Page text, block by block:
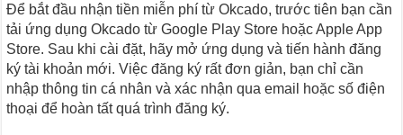
Để bắt đầu nhận tiền miễn phí từ Okcado, trước tiên bạn cần
tải ứng dụng Okcado từ Google Play Store hoặc Apple App
Store. Sau khi cài đặt, hãy mở ứng dụng và tiến hành đăng
ký tài khoản mới. Việc đăng ký rất đơn giản, bạn chỉ cần
nhập thông tin cá nhân và xác nhận qua email hoặc số điện
thoại để hoàn tất quá trình đăng ký.